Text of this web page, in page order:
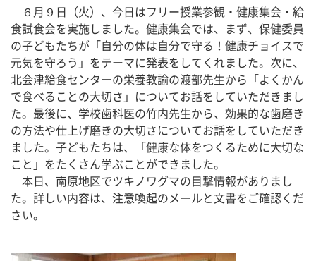
６月９日（火）、今日はフリー授業参観・健康集会・給
食試食会を実施しました。健康集会では、まず、保健委員
の子どもたちが「自分の体は自分で守る！健康チョイスで
元気を守ろう」をテーマに発表をしてくれました。次に、
北会津給食センターの栄養教諭の渡部先生から「よくかん
で食べることの大切さ」についてお話をしていただきまし
た。最後に、学校歯科医の竹内先生から、効果的な歯磨き
の方法や仕上げ磨きの大切さについてお話をしていただき
ました。子どもたちは、「健康な体をつくるために大切な
こと」をたくさん学ぶことができました。
本日、南原地区でツキノワグマの目撃情報がありまし
た。詳しい内容は、注意喚起のメールと文書をご確認くだ
さい。